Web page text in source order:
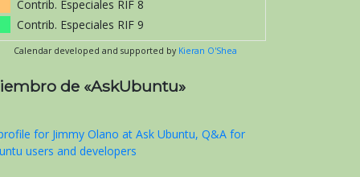
Contrib. Especiales RIF 8
Contrib. Especiales RIF 9
Calendar developed and supported by Kieran O'Shea
de «AskUbuntu»